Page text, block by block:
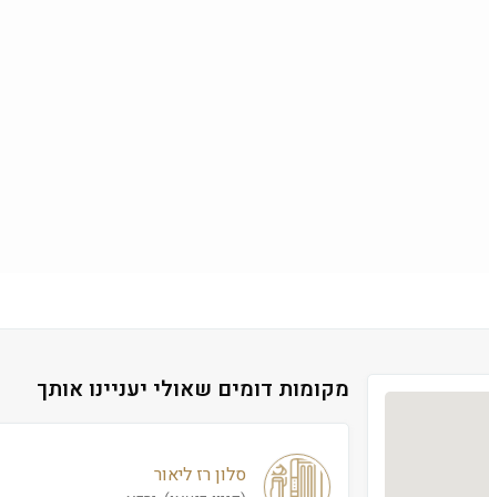
מקומות דומים שאולי יעניינו אותך
סלון רז ליאור